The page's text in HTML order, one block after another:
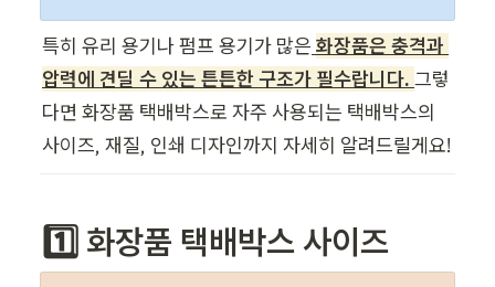
특히 유리 용기나 펌프 용기가 많은 화장품은 충격과
압력에 견딜 수 있는 튼튼한 구조가 필수랍니다. 그렇
다면 화장품 택배박스로 자주 사용되는 택배박스의
사이즈, 재질, 인쇄 디자인까지 자세히 알려드릴게요!
1️⃣ 화장품 택배박스 사이즈